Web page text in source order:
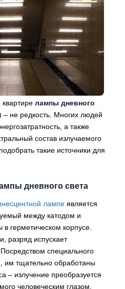
лампы дневного
не редкость. Многих людей
а также
состав излучаемого
такие источники для
дневного света
лампе является
между катодом и
герметическом корпусе.
разряд испускает
специального
тщательно обработаны
– излучение преобразуется
человеческим глазом.